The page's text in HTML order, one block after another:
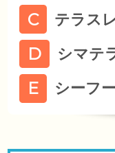
C テラス
D シマテ
E シーフ